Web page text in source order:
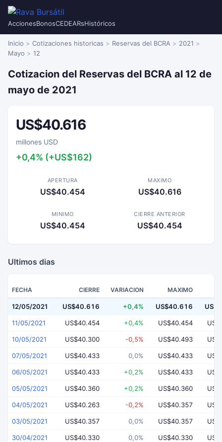
AccionesBonosCEDEARsHistóricos
Inicio Cotizaciones historicas Reservas del BCRA
2021
Mayo
12
Cotizacion del Reservas del BCRA al 12 de
mayo de 2021
US$40.616
millones USD
+0,4% (+US$162)
APERTURA
US$40.454
MAXIMO
US$40.616
MINIMO
US$40.454
CIERRE ANTERIOR
US$40.454
Ultimos dias
FECHA CIERRE VARIACION MAXIMO
12/05/2021 US$40.616 +0,4% US$40.616
11/05/2021 US$40.454 +0,4% US$40.454
10/05/2021 US$40.300 -0,5% US$40.493
07/05/2021 US$40.433 0,0% US$40.433
06/05/2021 US$40.433 +0,2% US$40.433
05/05/2021 US$40.360 +0,2% US$40.360
04/05/2021 US$40.263 -0,2% US$40.357
03/05/2021 US$40.357 0,0% US$40.357
30/04/2021 US$40.330 0,0% US$40.330